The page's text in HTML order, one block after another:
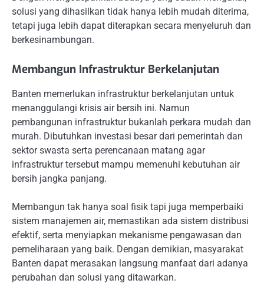
solusi yang dihasilkan tidak hanya lebih mudah diterima,
tetapi juga lebih dapat diterapkan secara menyeluruh dan
berkesinambungan.
Membangun Infrastruktur Berkelanjutan
Banten memerlukan infrastruktur berkelanjutan untuk
menanggulangi krisis air bersih ini. Namun
pembangunan infrastruktur bukanlah perkara mudah dan
murah. Dibutuhkan investasi besar dari pemerintah dan
sektor swasta serta perencanaan matang agar
infrastruktur tersebut mampu memenuhi kebutuhan air
bersih jangka panjang.
Membangun tak hanya soal fisik tapi juga memperbaiki
sistem manajemen air, memastikan ada sistem distribusi
efektif, serta menyiapkan mekanisme pengawasan dan
pemeliharaan yang baik. Dengan demikian, masyarakat
Banten dapat merasakan langsung manfaat dari adanya
perubahan dan solusi yang ditawarkan.